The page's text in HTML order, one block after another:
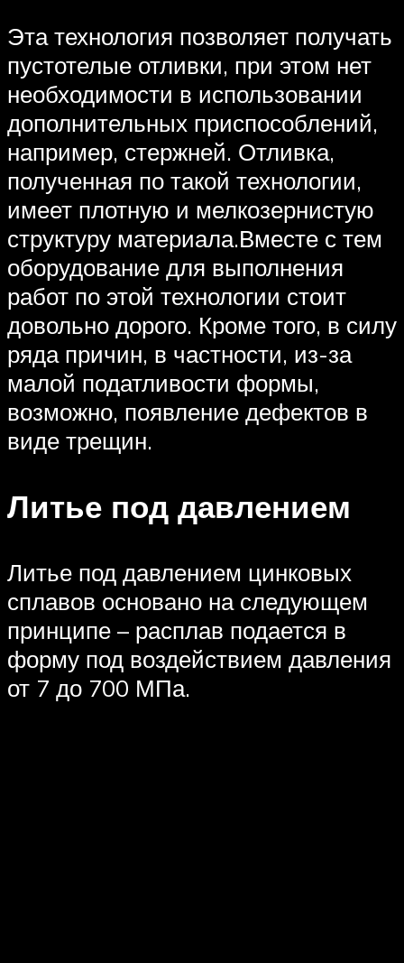
Эта технология позволяет получать
пустотелые отливки, при этом нет
необходимости в использовании
дополнительных приспособлений,
например, стержней. Отливка,
полученная по такой технологии,
имеет плотную и мелкозернистую
структуру материала.Вместе с тем
оборудование для выполнения
работ по этой технологии стоит
довольно дорого. Кроме того, в силу
ряда причин, в частности, из-за
малой податливости формы,
возможно, появление дефектов в
виде трещин.
Литье под давлением
Литье под давлением цинковых
сплавов основано на следующем
принципе – расплав подается в
форму под воздействием давления
от 7 до 700 МПа.